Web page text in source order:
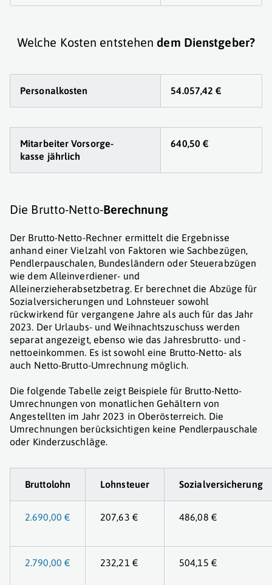
Welche Kosten entstehen dem Dienstgeber?
Personalkosten 54.057,42 €
Mitarbeiter Vorsorge-
kasse jährlich
640,50 €
Die Brutto-Netto-Berechnung
Der Brutto-Netto-Rechner ermittelt die Ergebnisse
anhand einer Vielzahl von Faktoren wie Sachbezügen,
Pendlerpauschalen, Bundesländern oder Steuerabzügen
wie dem Alleinverdiener- und
Alleinerzieherabsetzbetrag. Er berechnet die Abzüge für
Sozialversicherungen und Lohnsteuer sowohl
rückwirkend für vergangene Jahre als auch für das Jahr
2023. Der Urlaubs- und Weihnachtszuschuss werden
separat angezeigt, ebenso wie das Jahresbrutto- und -
nettoeinkommen. Es ist sowohl eine Brutto-Netto- als
auch Netto-Brutto-Umrechnung möglich.
Die folgende Tabelle zeigt Beispiele für Brutto-Netto-
Umrechnungen von monatlichen Gehältern von
Angestellten im Jahr 2023 in Oberösterreich. Die
Umrechnungen berücksichtigen keine Pendlerpauschale
oder Kinderzuschläge.
Bruttolohn Lohnsteuer Sozialversicherung
2.690,00 € 207,63 € 486,08 €
2.790,00 € 232,21 € 504,15 €